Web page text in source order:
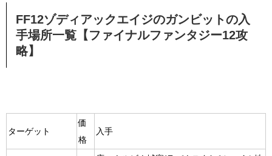
FF12ゾディアックエイジのガンビットの入
手場所一覧【ファイナルファンタジー12攻
略】
ターゲット
価
格
入手